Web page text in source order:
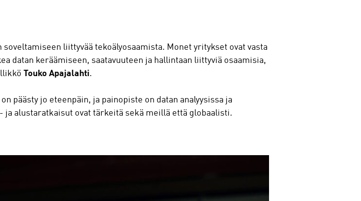
liittyvää tekoälyosaamista. Monet yritykset ovat vasta
datan keräämiseen, saatavuuteen ja hallintaan liittyviä osaamisia,
Touko Apajalahti.
päästy jo eteenpäin, ja painopiste on datan analyysissa ja
ja alustaratkaisut ovat tärkeitä sekä meillä että globaalisti.